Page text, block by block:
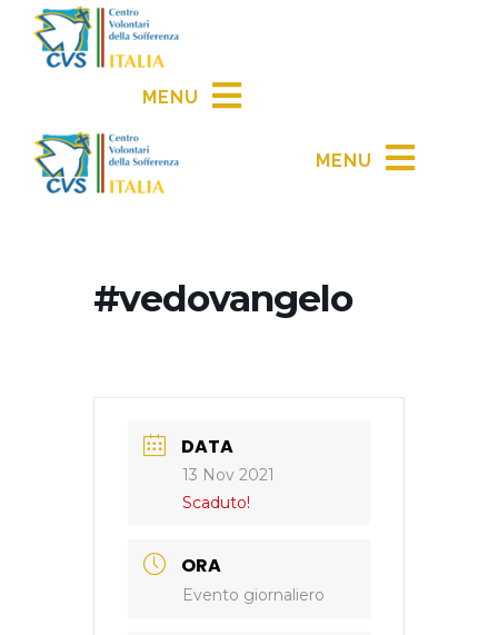
MENU
MENU
#vedovangelo
DATA
13 Nov 2021
Scaduto!
ORA
Evento giornaliero